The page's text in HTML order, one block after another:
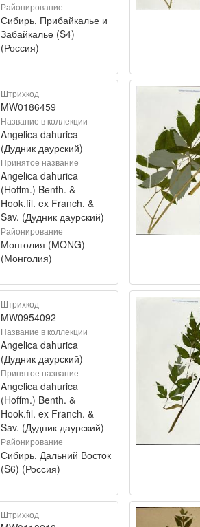
Районирование
Сибирь, Прибайкалье и
Забайкалье (S4)
(Россия)
Штрихкод
MW0186459
Название в коллекции
Angelica dahurica
(Дудник даурский)
Принятое название
Angelica dahurica
(Hoffm.) Benth. &
Hook.fil. ex Franch. &
Sav. (Дудник даурский)
Районирование
Монголия (MONG)
(Монголия)
Штрихкод
MW0954092
Название в коллекции
Angelica dahurica
(Дудник даурский)
Принятое название
Angelica dahurica
(Hoffm.) Benth. &
Hook.fil. ex Franch. &
Sav. (Дудник даурский)
Районирование
Сибирь, Дальний Восток
(S6) (Россия)
Штрихкод